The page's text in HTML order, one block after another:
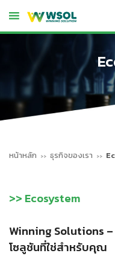
Skip
to
content
หน้าหลัก ธุรกิจของเรา
>> Ecosystem
Winning Solutions
โซลูชันที่ใช่สำหรับคุณ